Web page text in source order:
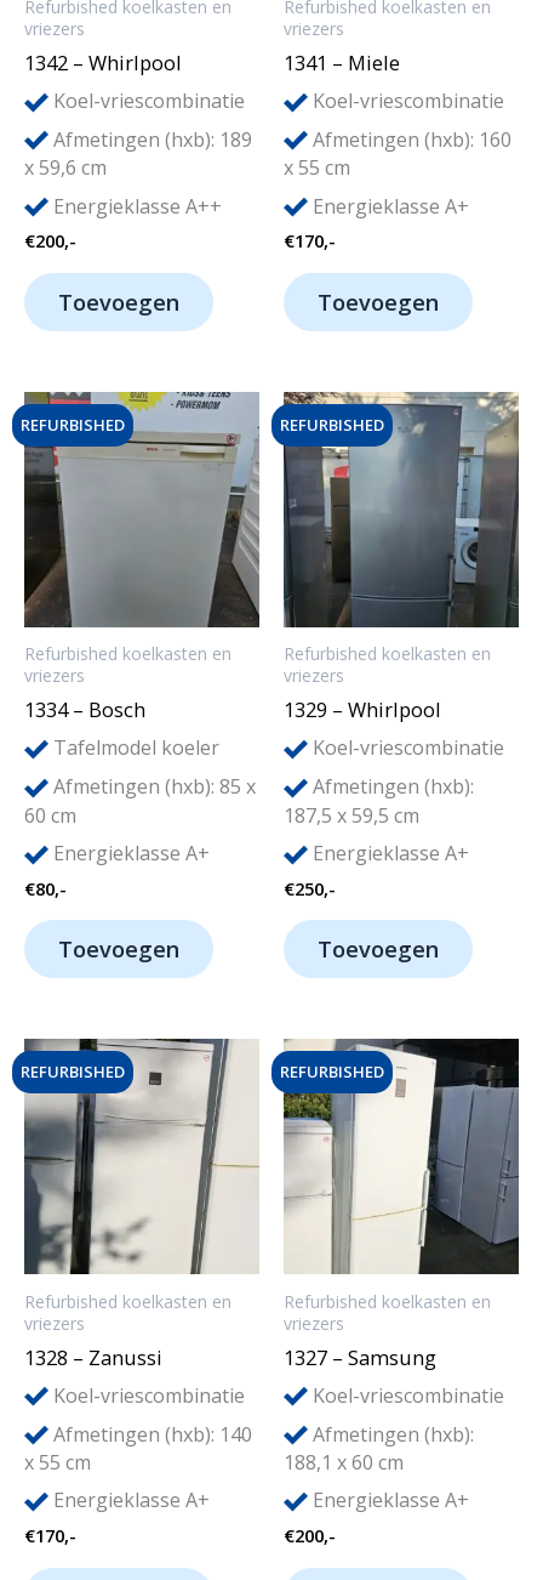
Refurbished koelkasten en
vriezers
1342 – Whirlpool
Koel-vriescombinatie
Afmetingen (hxb): 189
x 59,6 cm
Energieklasse A++
€200,-
Toevoegen
Refurbished koelkasten en
vriezers
1341 – Miele
Koel-vriescombinatie
Afmetingen (hxb): 160
x 55 cm
Energieklasse A+
€170,-
Toevoegen
REFURBISHED
Refurbished koelkasten en
vriezers
1334 – Bosch
Tafelmodel koeler
Afmetingen (hxb): 85 x
60 cm
Energieklasse A+
€80,-
Toevoegen
REFURBISHED
Refurbished koelkasten en
vriezers
1329 – Whirlpool
Koel-vriescombinatie
Afmetingen (hxb):
187,5 x 59,5 cm
Energieklasse A+
€250,-
Toevoegen
REFURBISHED
Refurbished koelkasten en
vriezers
1328 – Zanussi
Koel-vriescombinatie
Afmetingen (hxb): 140
x 55 cm
Energieklasse A+
€170,-
REFURBISHED
Refurbished koelkasten en
vriezers
1327 – Samsung
Koel-vriescombinatie
Afmetingen (hxb):
188,1 x 60 cm
Energieklasse A+
€200,-